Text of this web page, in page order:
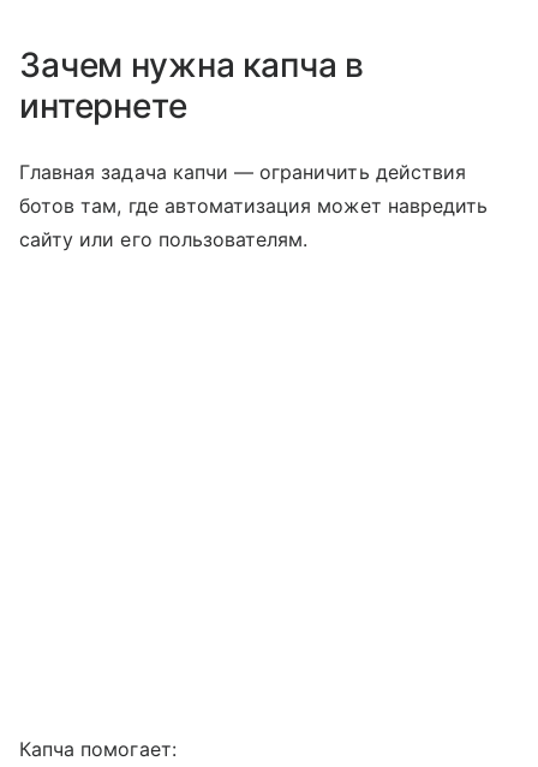
Зачем нужна капча в
интернете
Главная задача капчи — ограничить действия
ботов там, где автоматизация может навредить
сайту или его пользователям.
Капча помогает: